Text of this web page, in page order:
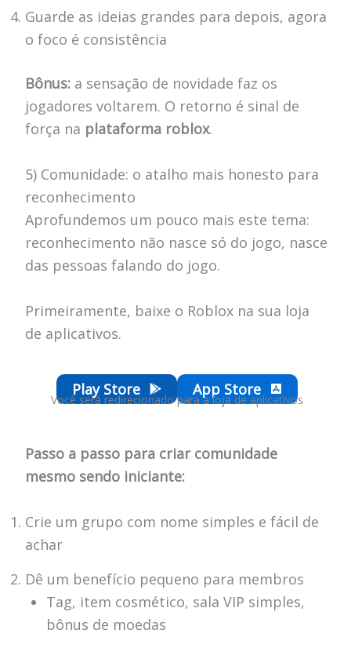
Guarde as ideias grandes para depois, agora
o foco é consistência
Bônus:a sensação de novidade faz os
jogadores voltarem. O retorno é sinal de
força na plataforma roblox.
5) Comunidade: o atalho mais honesto para
reconhecimento
Aprofundemos um pouco mais este tema:
reconhecimento não nasce só do jogo, nasce
das pessoas falando do jogo.
Primeiramente, baixe o Roblox na sua loja
de aplicativos.
Play Store App Store
Você será redirecionado para a loja de aplicativos
Passo a passo para criar comunidade
mesmo sendo iniciante:
Crie um grupo com nome simples e fácil de
achar
Dê um benefício pequeno para membros
Tag, item cosmético, sala VIP simples,
bônus de moedas